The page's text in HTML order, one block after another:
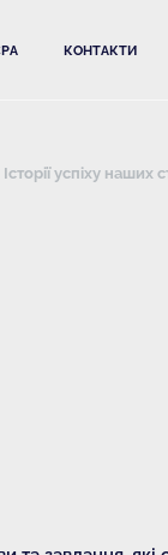
КОНТАКТИ
Історії успіху наших